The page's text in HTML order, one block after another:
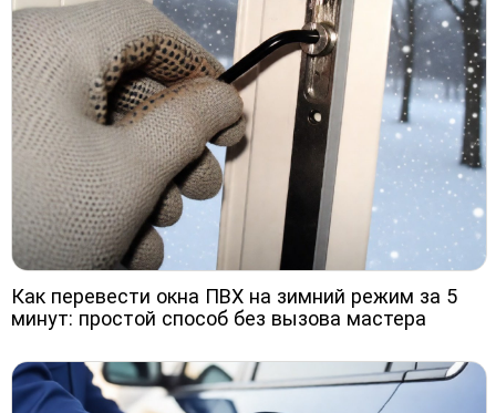
Как перевести окна ПВХ на зимний режим за 5
минут: простой способ без вызова мастера